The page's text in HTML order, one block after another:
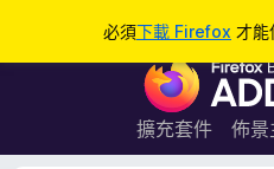
必須下載 Firefox 才能
F
r
擴充套件 佈景